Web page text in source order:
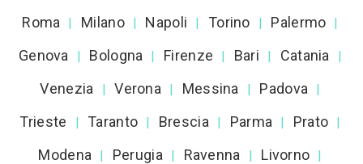
Roma | Milano | Napoli | Torino | Palermo |
Genova | Bologna | Firenze | Bari | Catania |
Venezia | Verona | Messina | Padova |
Trieste | Taranto | Brescia | Parma | Prato |
Modena | Perugia | Ravenna | Livorno |